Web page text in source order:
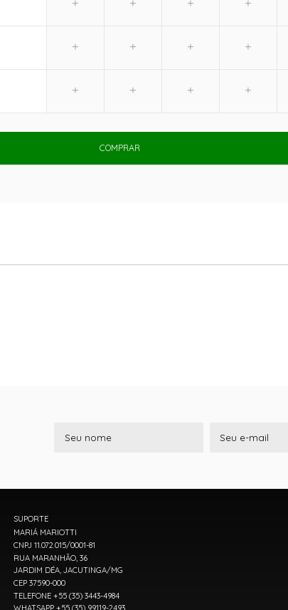
COMPRAR
SUPORTE
MARIÁ MARIOTTI
CNPJ 11.072.015/0001-81
RUA MARANHÃO, 36
JARDIM DÉA, JACUTINGA/MG
CEP 37590-000
TELEFONE +55 (35) 3443-4984